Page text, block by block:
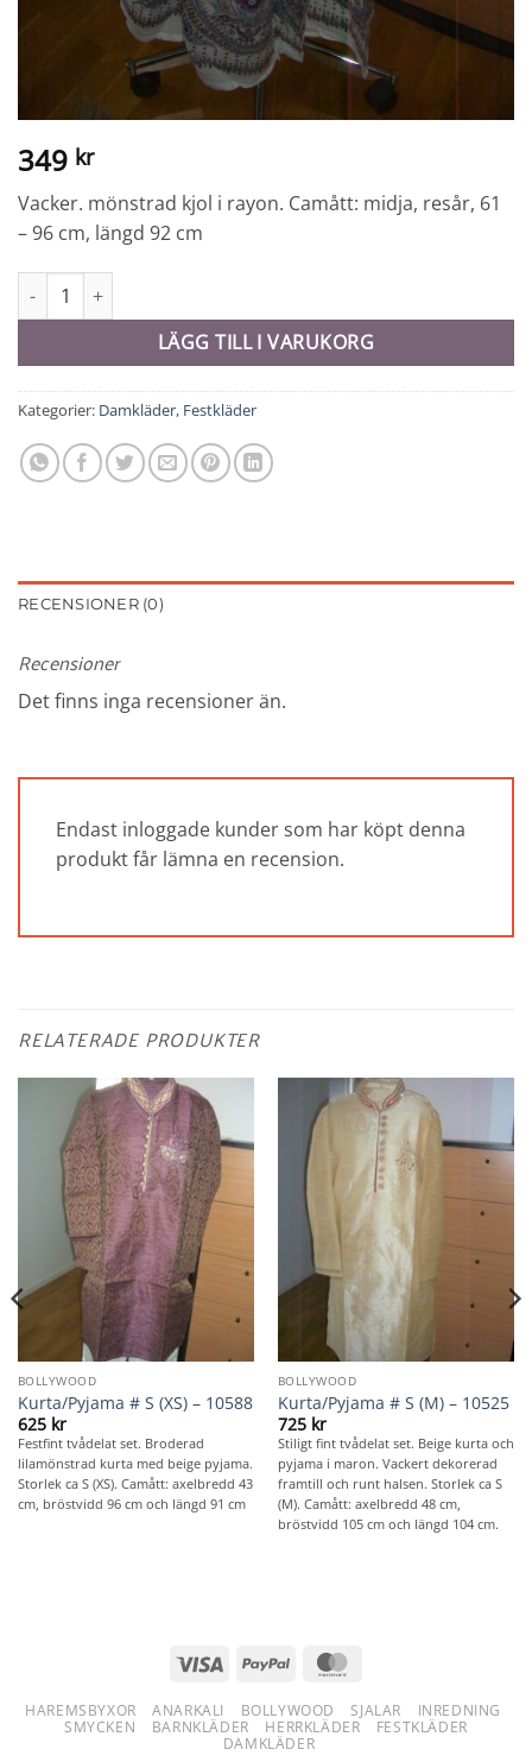
349 kr
Vacker. mönstrad kjol i rayon. Camått: midja, resår, 61
– 96 cm, längd 92 cm
Kjol - 10721 mängd
LÄGG TILL I VARUKORG
Kategorier: Damkläder, Festkläder
RECENSIONER (0)
Recensioner
Det finns inga recensioner än.
Endast inloggade kunder som har köpt denna
produkt får lämna en recension.
RELATERADE PRODUKTER
BOLLYWOOD
Kurta/Pyjama # S (XS) – 10588
625 kr
Festfint tvådelat set. Broderad
lilamönstrad kurta med beige pyjama.
Storlek ca S (XS). Camått: axelbredd 43
cm, bröstvidd 96 cm och längd 91 cm
BOLLYWOOD
Kurta/Pyjama # S (M) – 10525
725 kr
Stiligt fint tvådelat set. Beige kurta och
pyjama i maron. Vackert dekorerad
framtill och runt halsen. Storlek ca S
(M). Camått: axelbredd 48 cm,
bröstvidd 105 cm och längd 104 cm.
Visa PayPal
HAREMSBYXOR ANARKALI BOLLYWOOD SJALAR
INREDNING
SMYCKEN
BARNKLÄDER HERRKLÄDER
FESTKLÄDER
DAMKLÄDER